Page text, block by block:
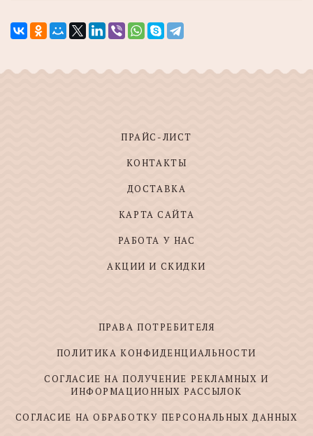
ПРАЙС-ЛИСТ
КОНТАКТЫ
ДОСТАВКА
КАРТА САЙТА
РАБОТА У НАС
АКЦИИ И СКИДКИ
ПРАВА ПОТРЕБИТЕЛЯ
ПОЛИТИКА КОНФИДЕНЦИАЛЬНОСТИ
СОГЛАСИЕ НА ПОЛУЧЕНИЕ РЕКЛАМНЫХ И
ИНФОРМАЦИОННЫХ РАССЫЛОК
СОГЛАСИЕ НА ОБРАБОТКУ ПЕРСОНАЛЬНЫХ ДАННЫХ